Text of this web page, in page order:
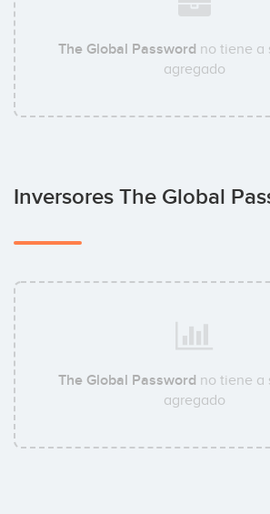
The Global Password no tiene a
agregado
Inversores The Global
The Global Password no tiene a
agregado